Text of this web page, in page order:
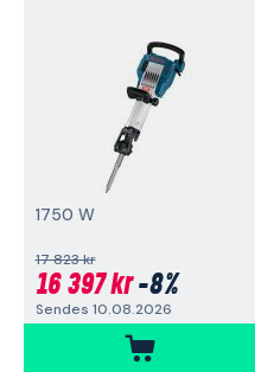
1750 W
17 823 kr
16 397 kr-8%
Sendes 10.08.2026